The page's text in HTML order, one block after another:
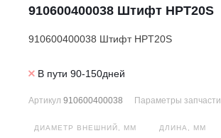
910600400038 Штифт HPT20S
910600400038 Штифт HPT20S
В пути 90-150дней
Артикул 910600400038 Параметры запчасти
ДИАМЕТР ВНЕШНИЙ, ММ ДЛИНА, ММ